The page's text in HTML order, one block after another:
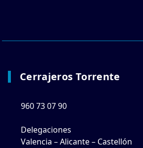
Cerrajeros Torrente
960 73 07 90
Delegaciones
Valencia – Alicante – Castellón